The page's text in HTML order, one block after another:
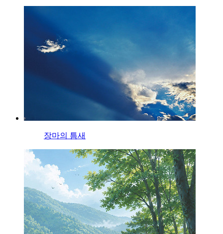
장마의 틈새